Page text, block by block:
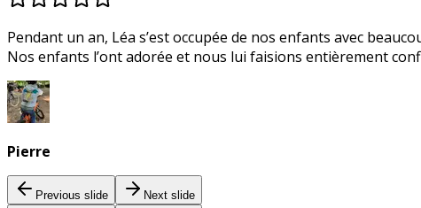
Pendant un an, Léa s’est occupée de nos enfants avec
Nos enfants l’ont adorée et nous lui faisions entièrement
Pierre
Previous slide Next slide